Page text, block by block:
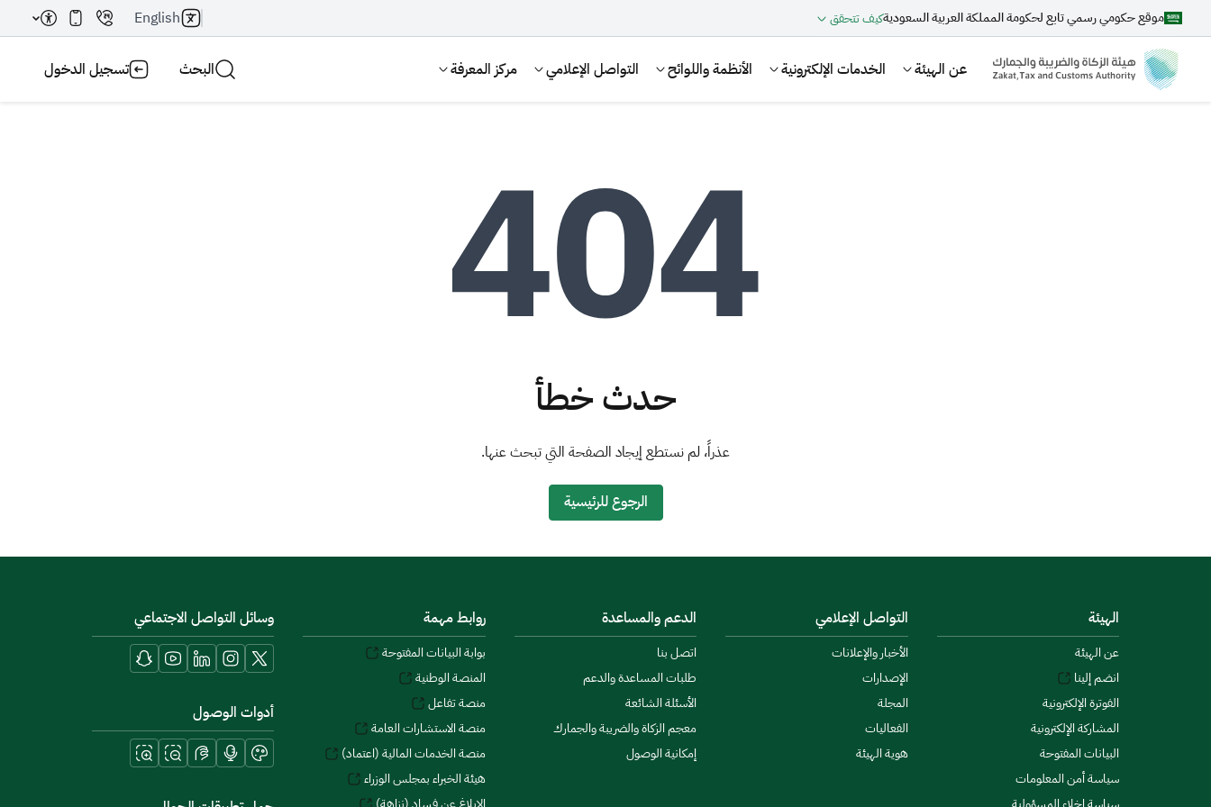
موقع حكومي رسمي تابع لحكومة المملكة العربية السعوديةكيف تتحقق English
عن الهيئة الخدمات الإلكترونية الأنظمة واللوائح التواصل الإعلامي مركز المعرفة البحث تسجيل الدخول
حدث خطأ
عذراً، لم نستطع إيجاد الصفحة التي تبحث عنها.
الرجوع للرئيسية
الهيئة
عن الهيئة
انضم إلينا
الفوترة الإلكترونية
المشاركة الإلكترونية
البيانات المفتوحة
سياسة أمن المعلومات
التواصل الإعلامي
الأخبار والإعلانات
الإصدارات
المجلة
الفعاليات
هوية الهيئة
الدعم والمساعدة
اتصل بنا
طلبات المساعدة والدعم
الأسئلة الشائعة
معجم الزكاة والضريبة والجمارك
إمكانية الوصول
روابط مهمة
بوابة البيانات المفتوحة
المنصة الوطنية
منصة تفاعل
منصة الاستشارات العامة
منصة الخدمات المالية (اعتماد)
هيئة الخبراء بمجلس الوزراء
وسائل التواصل الاجتماعي
أدوات الوصول